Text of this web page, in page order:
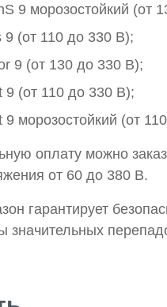
9 морозостойкий (от
9 (от 110 до 330 В);
9 (от 130 до 330 В);
9 (от 110 до 330 В);
9 морозостойкий (от
оплату можно
от 60 до 380 В.
гарантирует
значительных